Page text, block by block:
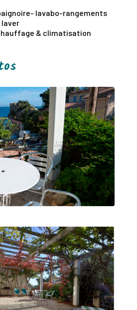
lavabo-rangements
laver
& climatisation